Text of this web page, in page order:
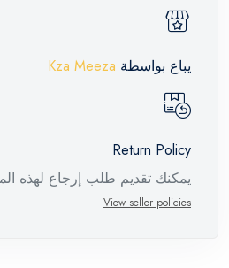
يباع بواسطة Kza Meeza
Return Policy
يمكنك تقديم طلب إرجاع لهذه
View seller policies